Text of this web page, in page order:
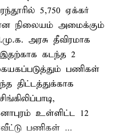
5,750 ஏக்கர்
நிலையம் அமைக்கும்
அரசு தீவிரமாக
கடந்த 2
பணிகள்
திட்டத்துக்காக
உள்ளிட்ட 12
பணிகள் ...